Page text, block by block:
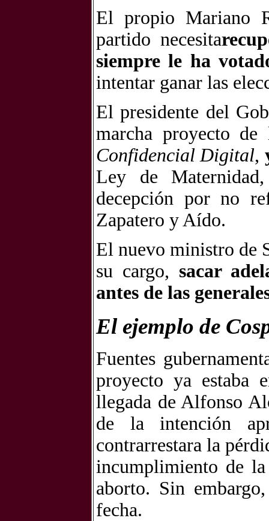
El propio Mariano
partido necesita
siempre le ha
intentar ganar las
El presidente del
marcha proyecto
Confidencial Digital,
Ley de
decepción por no
Zapatero y Aído.
El nuevo ministro de
su cargo, sacar
antes de las
El ejemplo de
Fuentes
proyecto ya estaba
llegada de Alfonso
de la intención
contrarrestara la
incumplimiento de
aborto. Sin
fecha.